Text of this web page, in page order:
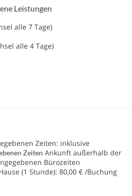
Leistungen
alle 7 Tage)
alle 4 Tage)
Zeiten: inklusive
Zeiten Ankunft außerhalb der
Bürozeiten
(1 Stunde): 80,00 € /Buchung